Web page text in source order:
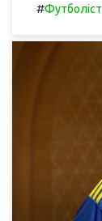
#Футболіст